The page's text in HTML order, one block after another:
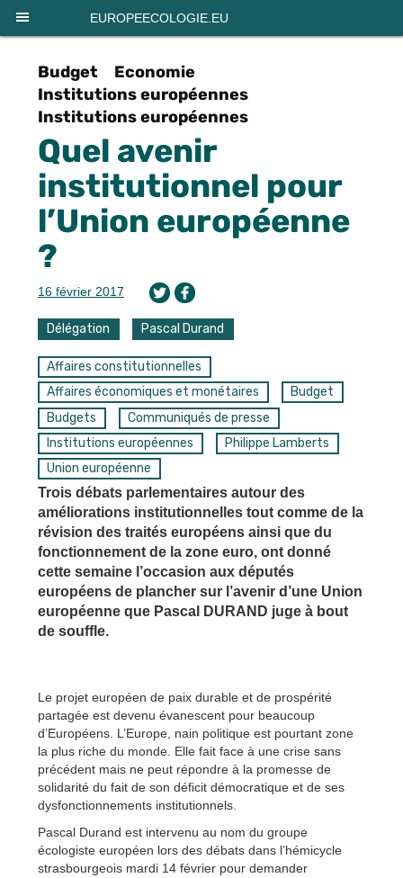
EUROPEECOLOGIE.EU
Budget
Economie
Institutions européennes
Institutions européennes
Quel avenir
institutionnel pour
l’Union européenne
?
16 février 2017
Délégation Pascal Durand
Affaires constitutionnelles
Affaires économiques et monétaires
Budget
Budgets
Communiqués de presse
Institutions européennes
Philippe Lamberts
Union européenne
Trois débats parlementaires autour des
améliorations institutionnelles tout comme de la
révision des traités européens ainsi que du
fonctionnement de la zone euro, ont donné
cette semaine l’occasion aux députés
européens de plancher sur l’avenir d’une Union
européenne que Pascal DURAND juge à bout
de souffle.
Le projet européen de paix durable et de prospérité
partagée est devenu évanescent pour beaucoup
d’Européens. L’Europe, nain politique est pourtant zone
la plus riche du monde. Elle fait face à une crise sans
précédent mais ne peut répondre à la promesse de
solidarité du fait de son déficit démocratique et de ses
dysfonctionnements institutionnels.
Pascal Durand est intervenu au nom du groupe
écologiste européen lors des débats dans l’hémicycle
strasbourgeois mardi 14 février pour demander